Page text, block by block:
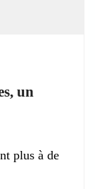
un
plus à de